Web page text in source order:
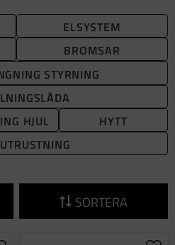
ELSYSTEM
BROMSAR
STYRNING
HJUL
HYTT
SORTERA